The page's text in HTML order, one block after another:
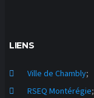
LIENS
Ville de Chambly;
RSEQ Montérégie;